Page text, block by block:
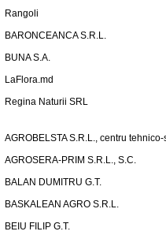
Rangoli
BARONCEANCA S.R.L.
BUNA S.A.
LaFlora.md
Regina Naturii SRL
AGROBELSTA S.R.L., centru
AGROSERA-PRIM S.R.L., S.C.
BALAN DUMITRU G.T.
BASKALEAN AGRO S.R.L.
BEIU FILIP G.T.